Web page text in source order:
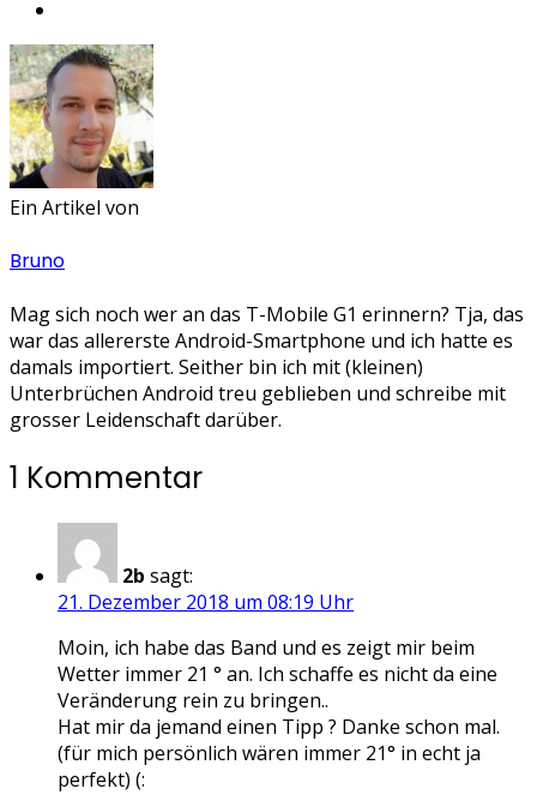
Ein Artikel von
Bruno
Mag sich noch wer an das T-Mobile G1 erinnern? Tja, das
war das allererste Android-Smartphone und ich hatte es
damals importiert. Seither bin ich mit (kleinen)
Unterbrüchen Android treu geblieben und schreibe mit
grosser Leidenschaft darüber.
1 Kommentar
2b sagt:
21. Dezember 2018 um 08:19 Uhr
Moin, ich habe das Band und es zeigt mir beim
Wetter immer 21 ° an. Ich schaffe es nicht da eine
Veränderung rein zu bringen..
Hat mir da jemand einen Tipp ? Danke schon mal.
(für mich persönlich wären immer 21° in echt ja
perfekt) (: